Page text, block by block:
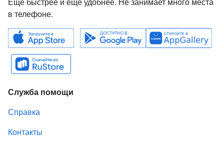
в телефоне.
Служба помощи
Справка
Контакты